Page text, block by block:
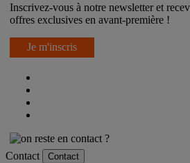
Inscrivez-vous à notre newsletter et
offres exclusives en avant-première !
Je m'inscris
Contact Contact